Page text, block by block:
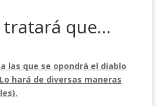
tratará que…
las que se opondrá el diablo
hará de diversas maneras